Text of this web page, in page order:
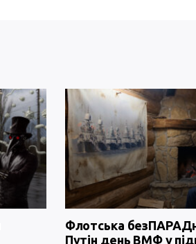
Флотська
Путін день ВМФ у